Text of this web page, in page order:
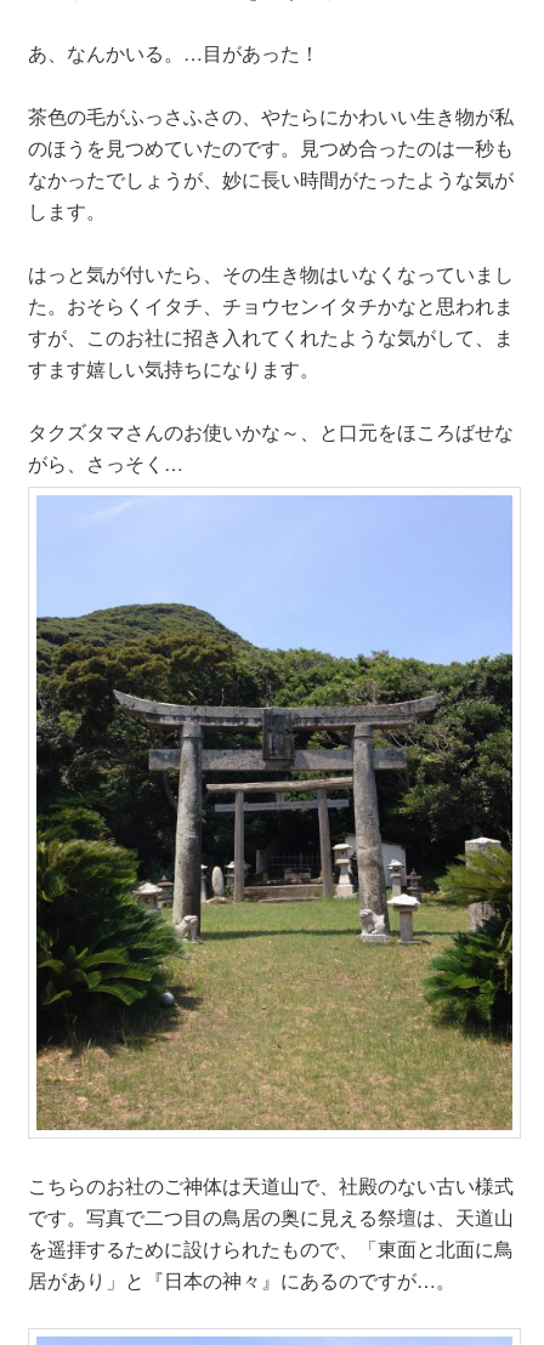
あ、なんかいる。…目があった！
茶色の毛がふっさふさの、やたらにかわいい生き物が私
のほうを見つめていたのです。見つめ合ったのは一秒も
なかったでしょうが、妙に長い時間がたったような気が
します。
はっと気が付いたら、その生き物はいなくなっていまし
た。おそらくイタチ、チョウセンイタチかなと思われま
すが、このお社に招き入れてくれたような気がして、ま
すます嬉しい気持ちになります。
タクズタマさんのお使いかな～、と口元をほころばせな
がら、さっそく…
こちらのお社のご神体は天道山で、社殿のない古い様式
です。写真で二つ目の鳥居の奥に見える祭壇は、天道山
を遥拝するために設けられたもので、「東面と北面に鳥
居があり」と『日本の神々』にあるのですが…。